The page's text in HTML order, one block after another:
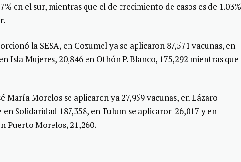
en el sur, mientras que el de crecimiento de casos es de 1.03%
la SESA, en Cozumel ya se aplicaron 87,571 vacunas, en
Isla Mujeres, 20,846 en Othón P. Blanco, 175,292 mientras que
María Morelos se aplicaron ya 27,959 vacunas, en Lázaro
en Solidaridad 187,358, en Tulum se aplicaron 26,017 y en
Puerto Morelos, 21,260.